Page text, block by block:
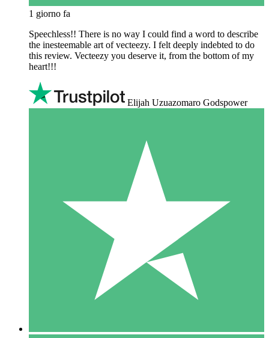
1 giorno fa
Speechless!! There is no way I could find a word to describe
the inesteemable art of vecteezy. I felt deeply indebted to do
this review. Vecteezy you deserve it, from the bottom of my
heart!!!
Elijah Uzuazomaro Godspower